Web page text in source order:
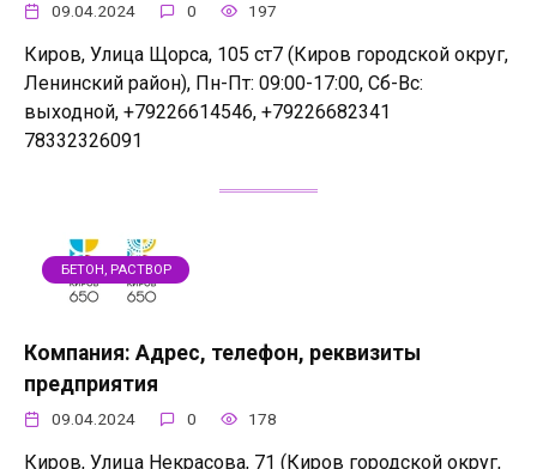
09.04.2024 0 197
Киров, Улица Щорса, 105 ст7 (Киров городской округ,
Ленинский район), Пн-Пт: 09:00-17:00, Сб-Вс:
выходной, +79226614546, +79226682341
78332326091
БЕТОН, РАСТВОР
Компания: Адрес, телефон, реквизиты
предприятия
09.04.2024 0 178
Киров, Улица Некрасова, 71 (Киров городской округ,